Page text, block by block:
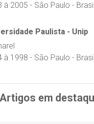
à 2005 - São Paulo - Brasil
Paulista - Unip
à 1998 - São Paulo - Brasil
Artigos em